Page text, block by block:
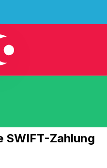
SWIFT-Zahlung